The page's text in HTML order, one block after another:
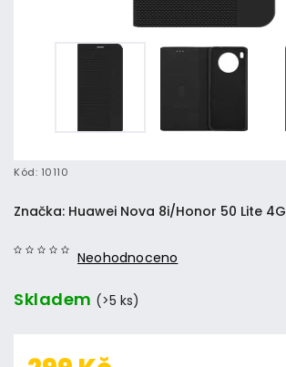
Kód: 10110
Neohodnoceno
Značka: Huawei Nova 8i/Honor 50 Lite 4G
Skladem (>5 ks)